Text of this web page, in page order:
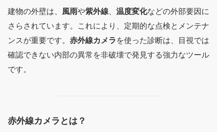
建物の外壁は、 風雨や紫外線、 温度変化などの外部要因に
さらされています。これにより、定期的な点検とメンテナ
ンスが重要です。 赤外線カメラ を使った診断は、目視では
確認できない内部の異常を非破壊で発見する強力なツール
です。
赤外線カメラとは？